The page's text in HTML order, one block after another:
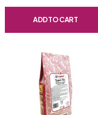
ADD TO CART